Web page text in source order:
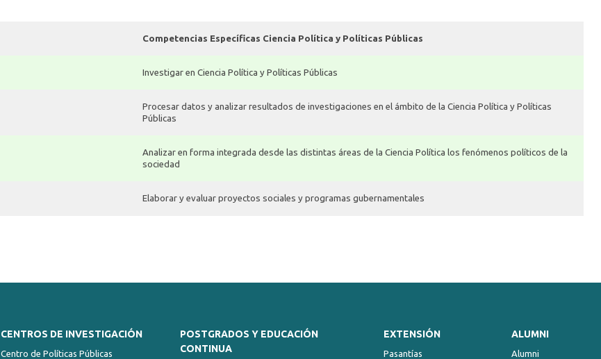
Competencias Específicas Ciencia Política y Políticas Públicas
Investigar en Ciencia Política y Políticas Públicas
Procesar datos y analizar resultados de investigaciones en el ámbito de la Ciencia Política y Políticas
Públicas
Analizar en forma integrada desde las distintas áreas de la Ciencia Política los fenómenos políticos de la
sociedad
Elaborar y evaluar proyectos sociales y programas gubernamentales
CENTROS DE INVESTIGACIÓN
Centro de Políticas Públicas
POSTGRADOS Y EDUCACIÓN
CONTINUA
EXTENSIÓN
Pasantías
ALUMNI
Alumni